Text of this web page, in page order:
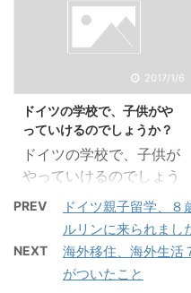
のが、日本でも海外で
も、幸運の秘訣でもあり
まして・・。 やはり、幸
運なことに、早めに到着
したおかげで、担任の先
生としっかりとお話しす
るチャンスがありまし
た。 なぜ、ベルリンの学
校は、ギムナジウムと ...
狙って、国立大学附属小
学校を目指していくな
ら、もう１歳くらいか
ら、計画を立てていきま
しょう。 国立大学附属幼
稚園は、文京区に２つあ
ります。 お茶の水女子大
学附属幼稚園と学芸大学
附属竹早幼稚園です。 お
茶の水大学附属幼稚園
は、年少からあります。
学芸大学附属竹早幼稚園
は、年中からです。 こち
2017/1/6
ドイツの学校で、子供がや
っていけるのでしょうか？
ドイツの学校で、子供が
やっていけるのでしょう
か？という質問が非常に
多い こちらの質問は、非
常に多く、ほとんどのお
母さんがご質問されま
す。ハッキリ回答してし
PREV
ドイツ親子留学、
ルリンに来られまし
NEXT
海外移住、海外生活
がついたこと